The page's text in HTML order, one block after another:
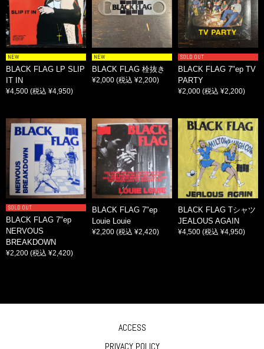
NEW
BLACK FLAG LP SLIP
IT IN
¥4,500 (税込 ¥4,950)
NEW
BLACK FLAG 栓抜き
¥2,000 (税込 ¥2,200)
SOLD OUT
BLACK FLAG 7"ep TV
PARTY
¥2,000 (税込 ¥2,200)
SOLD OUT
BLACK FLAG 7"ep
NERVOUS
BREAKDOWN
¥2,200 (税込 ¥2,420)
BLACK FLAG 7"ep
Louie Louie
¥2,200 (税込 ¥2,420)
BLACK FLAG Tシャツ
JEALOUS AGAIN
¥4,500 (税込 ¥4,950)
ACCESS
PRIVACY POLICY